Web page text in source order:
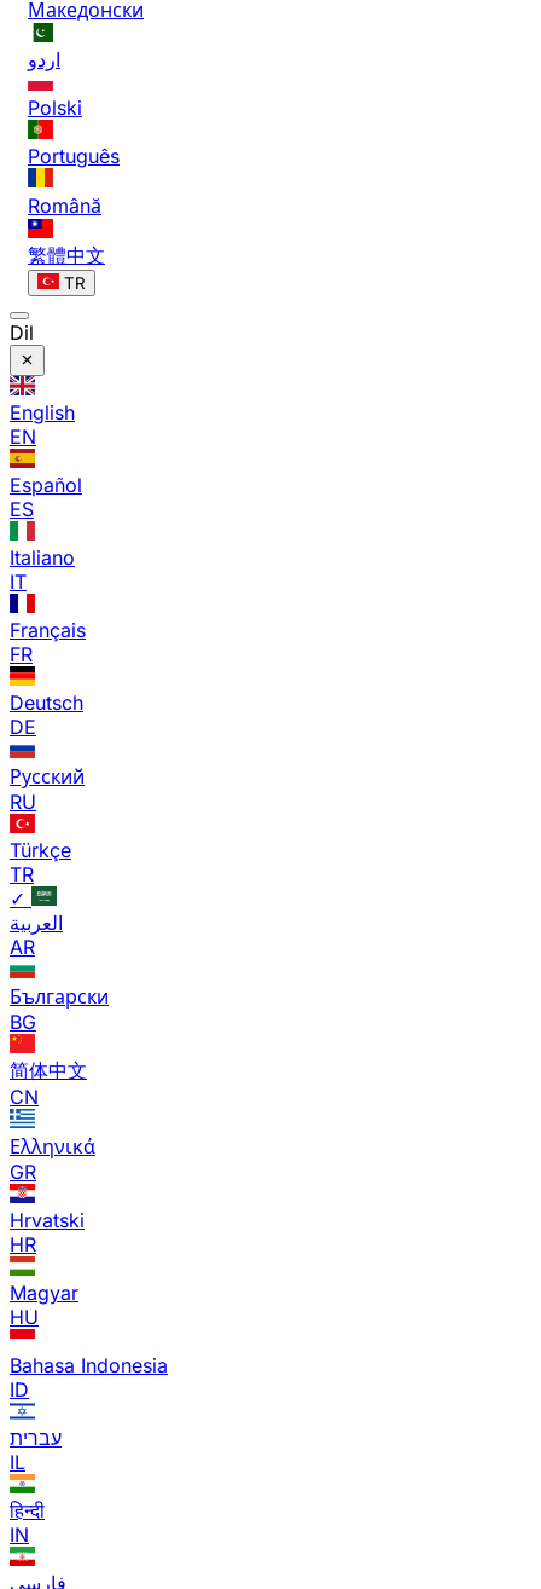
Македонски
اردو
Polski
Português
Română
繁體中文
TR
Dil
English
EN
Español
ES
Italiano
IT
Français
FR
Deutsch
DE
Русский
RU
Türkçe
TR
✓
العربية
AR
Български
BG
简体中文
CN
Ελληνικά
GR
Hrvatski
HR
Magyar
HU
Bahasa Indonesia
ID
עברית
IL
हिन्दी
IN
فارسی